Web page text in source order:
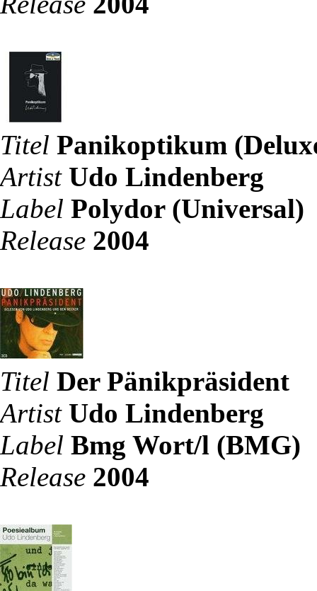
Titel Panikoptikum
Artist Udo Lindenberg
Label Polydor (Universal)
Release 2004
Titel Der Pänikpräsident
Artist Udo Lindenberg
Label Bmg Wort/l (BMG)
Release 2004